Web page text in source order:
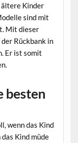
Kinder
sind mit
Mit dieser
Rückbank in
Er ist somit
besten
wenn das Kind
Kind müde